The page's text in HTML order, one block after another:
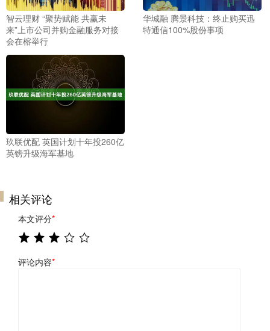
智云理财 “聚势赋能 共赢未
来”上市公司并购金融服务对接
会在榕举行
华城融 腾景科技：终止购买迅
特通信100%股份事项
玖联优配 英国计划十年投260亿
英镑升级海军基地
相关评论
本文评分*
评论内容*